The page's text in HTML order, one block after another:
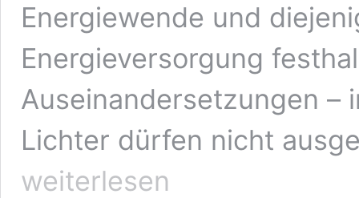
Energiewende und
Energieversorgung
Auseinandersetzungen –
Lichter dürfen nicht
weiterlesen